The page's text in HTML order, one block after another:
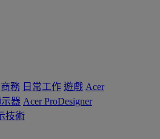
商務 日常工作 遊戲 Acer
器 Acer ProDesigner
技術